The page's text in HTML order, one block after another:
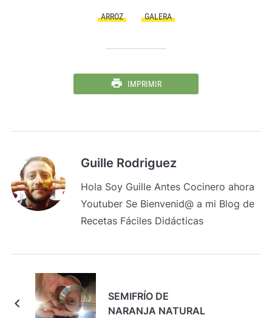
ARROZ GALERA
IMPRIMIR
Guille Rodriguez
Hola Soy Guille Antes Cocinero ahora
Youtuber Se Bienvenid@ a mi Blog de
Recetas Fáciles Didácticas
SEMIFRÍO DE
NARANJA NATURAL